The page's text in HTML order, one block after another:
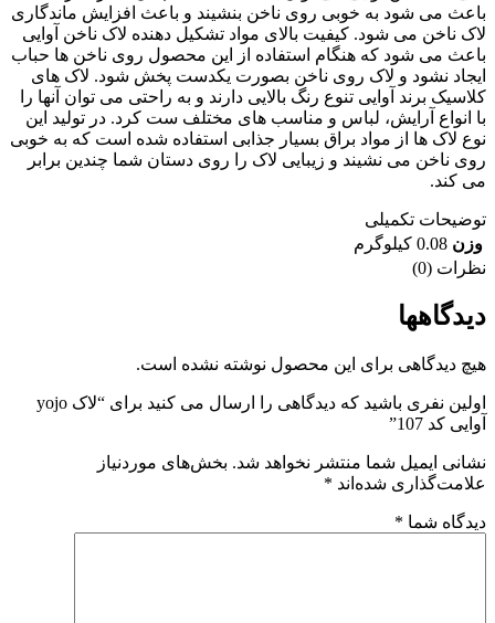
می شود به خوبی روی ناخن بنشیند و باعث افزایش ماندگاری
ناخن می شود. کیفیت بالای مواد تشکیل دهنده لاک ناخن آوایی
می شود که هنگام استفاده از این محصول روی ناخن ها حباب
نشود و لاک روی ناخن بصورت یکدست پخش شود. لاک های
برند آوایی تنوع رنگ بالایی دارند و به راحتی می توان آنها را
آرایش، لباس و مناسب های مختلف ست کرد. در تولید این
لاک ها از مواد براق بسیار جذابی استفاده شده است که به خوبی
ناخن می نشیند و زیبایی لاک را روی دستان شما چندین برابر
تکمیلی
0.08 کیلوگرم
(0)
دیدگاهی برای این محصول نوشته نشده است.
اولین نفری باشید که دیدگاهی را ارسال می کنید برای “لاک yojo
کد 107”
ایمیل شما منتشر نخواهد شد. بخش‌های موردنیاز
شده‌اند*
شما*